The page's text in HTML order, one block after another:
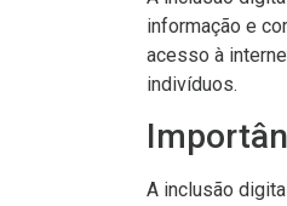
informação e
acesso à
indivíduos.
A inclusão